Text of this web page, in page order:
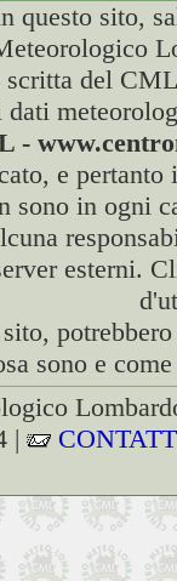
questo sito,
del
e
sono in ogni
esterni.
sono e
|